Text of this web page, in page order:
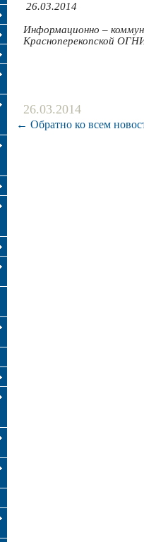
26.03.2014
Информационно –
Красноперекопской
26.03.2014
← Обратно ко всем